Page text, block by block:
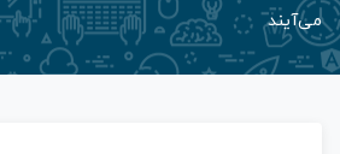
می‌آیند